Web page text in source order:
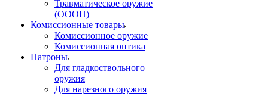
Травматическое оружие
(ОООП)
Комиссионные товары
Комиссионное оружие
Комиссионная оптика
Патроны
Для гладкоствольного
оружия
Для нарезного оружия